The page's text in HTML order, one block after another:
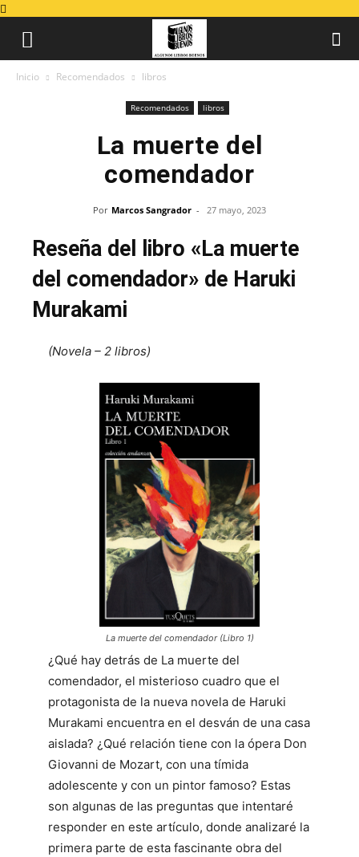
Inicio Recomendados libros
Recomendados libros
La muerte del
comendador
Por Marcos Sangrador - 27 mayo, 2023
Reseña del libro «La muerte
del comendador» de Haruki
Murakami
(Novela – 2 libros)
La muerte del comendador (Libro 1)
¿Qué hay detrás de La muerte del
comendador, el misterioso cuadro que el
protagonista de la nueva novela de Haruki
Murakami encuentra en el desván de una casa
aislada? ¿Qué relación tiene con la ópera Don
Giovanni de Mozart, con una tímida
adolescente y con un pintor famoso? Estas
son algunas de las preguntas que intentaré
responder en este artículo, donde analizaré la
primera parte de esta fascinante obra del